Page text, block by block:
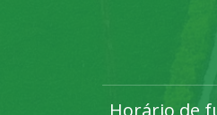
Horário de